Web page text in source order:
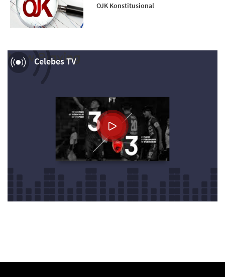
OJK Konstitusional
Celebes TV
Now Playing